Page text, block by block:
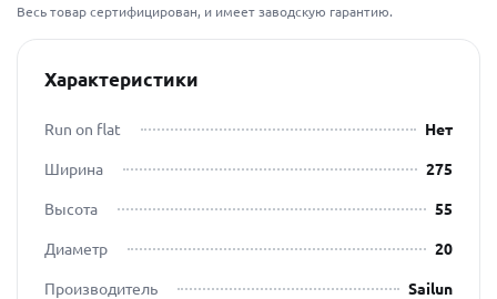
Весь товар сертифицирован, и имеет заводскую гарантию.
Характеристики
Run on flat
Нет
Ширина
275
Высота
55
Диаметр
20
Производитель
Sailun